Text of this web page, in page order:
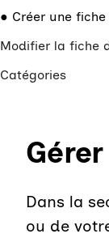
Créer une fiche
Modifier la fiche
Catégories
Dans la
ou de